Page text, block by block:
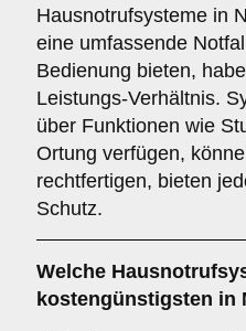
Hausnotrufsysteme in
eine umfassende
Bedienung bieten,
Leistungs-Verhältnis.
über Funktionen wie
Ortung verfügen,
rechtfertigen, bieten
Schutz.
Welche
kostengünstigsten in